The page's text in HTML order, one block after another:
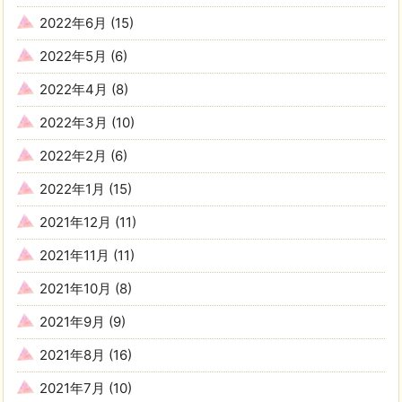
2022年6月 (15)
2022年5月 (6)
2022年4月 (8)
2022年3月 (10)
2022年2月 (6)
2022年1月 (15)
2021年12月 (11)
2021年11月 (11)
2021年10月 (8)
2021年9月 (9)
2021年8月 (16)
2021年7月 (10)